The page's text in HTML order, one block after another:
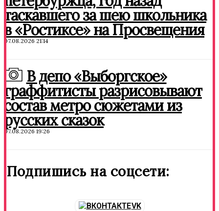
таскавшего за шею школьника
в «Ростиксе» на Просвещения
07.08.2026 21:14
В депо «Выборгское»
граффитисты разрисовывают
состав метро сюжетами из
русских сказок
07.08.2026 19:26
Подпишись на соцсети:
VK